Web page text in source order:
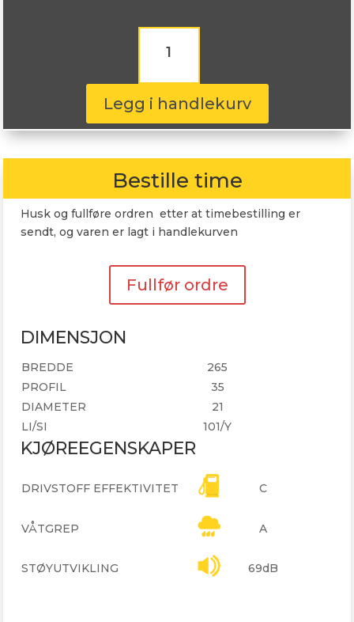
Goodyear
Eagle
Asymmetric
6
265/40R21
101Y
antall
Legg i handlekurv
Bestille time
Husk og fullføre ordren etter at timebestilling er
sendt, og varen er lagt i handlekurven
Fullfør ordre
DIMENSJON
BREDDE
265
PROFIL
35
DIAMETER
21
LI/SI
101/Y
KJØREEGENSKAPER
DRIVSTOFF EFFEKTIVITET C
VÅTGREP A
STØYUTVIKLING 69dB